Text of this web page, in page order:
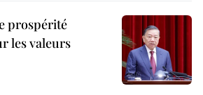
prospérité
les valeurs